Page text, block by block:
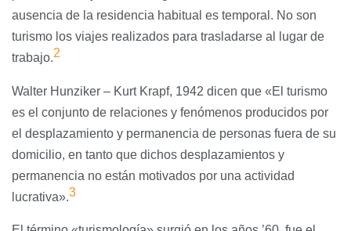
ausencia de la residencia habitual es temporal. No son
turismo los viajes realizados para trasladarse al lugar de
trabajo.2
Walter Hunziker – Kurt Krapf, 1942 dicen que «El turismo
es el conjunto de relaciones y fenómenos producidos por
el desplazamiento y permanencia de personas fuera de su
domicilio, en tanto que dichos desplazamientos y
permanencia no están motivados por una actividad
lucrativa».3